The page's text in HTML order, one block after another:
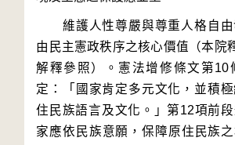
維護人性尊嚴與尊重人格自由
由民主憲政秩序之核心價值（本院
解釋參照）。憲法增修條文第10
定：「國家肯定多元文化，並積
住民族語言及文化。」第12項前
家應依民族意願，保障原住民族